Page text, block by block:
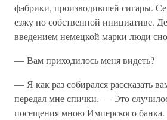
фабрики, производившей сигары.
езжу по собственной инициативе.
введением немецкой марки люди
— Вам приходилось меня видеть?
— Я как раз собирался рассказать
передал мне спички. — Это
посещения мною Имперского